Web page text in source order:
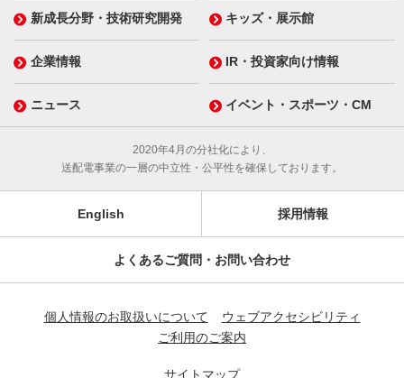
新成長分野・技術研究開発 キッズ・展示館
企業情報 IR・投資家向け情報
ニュース イベント・スポーツ・CM
2020年4月の分社化により、
送配電事業の一層の中立性・公平性を確保しております。
English 採用情報
よくあるご質問・お問い合わせ
個人情報のお取扱いについて
ウェブアクセシビリティ
ご利用のご案内
サイトマップ